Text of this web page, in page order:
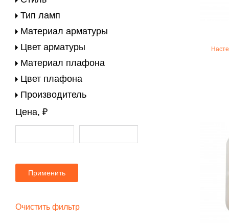
Тип ламп
Материал арматуры
Цвет арматуры
Материал плафона
Цвет плафона
Производитель
Цена, ₽
Применить
Очистить фильтр